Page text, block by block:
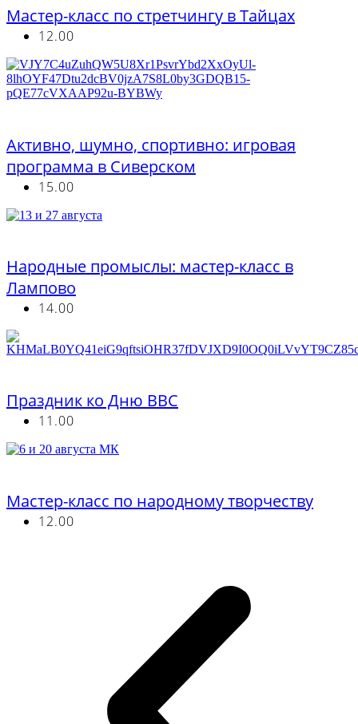
Мастер-класс по стретчингу в Тайцах
12.00
Активно, шумно, спортивно: игровая
программа в Сиверском
15.00
Народные промыслы: мастер-класс в
Лампово
14.00
Праздник ко Дню ВВС
11.00
Мастер-класс по народному творчеству
12.00